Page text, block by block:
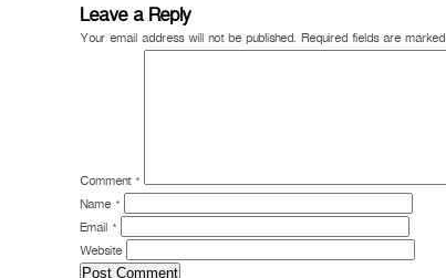
Leave a Reply
Your email address will not be published. Required fields are marked
Comment *
Name *
Email *
Website